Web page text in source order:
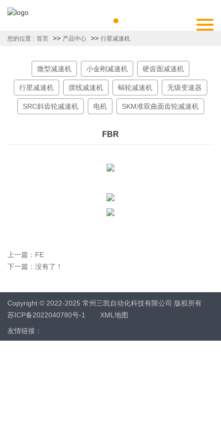
您的位置 : 首页 >> 产品中心 >> 行星减速机
微型减速机 小金刚减速机 硬齿面减速机
行星减速机 摆线减速机 蜗轮减速机 无级变速器
SRC斜齿轮减速机 电机 SKM准双曲面齿轮减速机
FBR
上一篇： FE
下一篇：没有了！
Copyright © 2022-2025 常州三凯自动化科技有限公司 版权所有
苏ICP备2022040780号-1
XML地图
友情链接：